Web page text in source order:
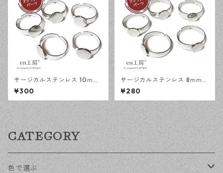
サージカルステンレス 10ｍｍ
平皿 フリーサイズ リング台 シ
ルバー 5個 アレルギー対応 ア
クセサリーパーツ ハンドメイ
ド資材 【en工房】
¥300
サージカルステンレス 8ｍｍ
平皿 フリーサイズ リング台 シ
ルバー 5個 アレルギー対応 ア
クセサリーパーツ ハンドメイ
ド資材 【en工房】
¥280
CATEGORY
色で選ぶ